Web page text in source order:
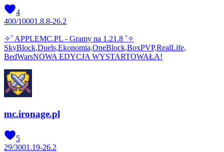
4
400/10001.8.8-26.2
✧˚ APPLEMC.PL - Gramy na 1.21.8 ˚✧
SkyBlock,Duels,Ekonomia,OneBlock,BoxPVP,RealLife,
BedWarsNOWA EDYCJA WYSTARTOWAŁA!
mc.ironage.pl
5
29/3001.19-26.2